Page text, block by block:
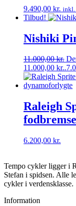
9.490,00 kr. inkl.
Tilbud!
Nishiki
11.000,00kr.
11.000,00 kr..
Raleigh
6.200,00 kr.
Tempo cykler ligger i
Stefan i spidsen. Alle
cykler i verdensklasse.
Information